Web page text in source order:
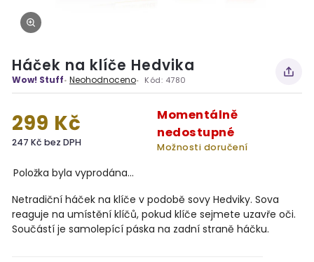
Háček na klíče Hedvika
Wow! Stuff Neohodnoceno Kód: 4780
299 Kč
247 Kč bez DPH
Momentálně
nedostupné
Možnosti doručení
Položka byla vyprodána…
Netradiční háček na klíče v podobě sovy Hedviky. Sova
reaguje na umístění klíčů, pokud klíče sejmete uzavře oči.
Součástí je samolepící páska na zadní straně háčku.